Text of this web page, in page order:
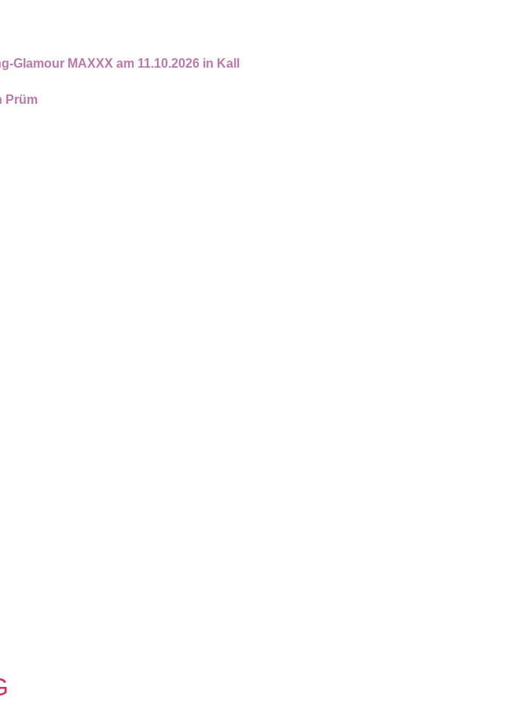
Glamour MAXXX am 11.10.2026 in Kall
Prüm